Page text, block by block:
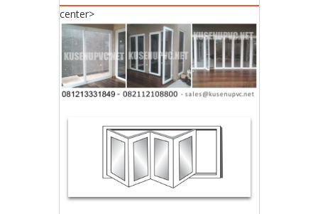
center>